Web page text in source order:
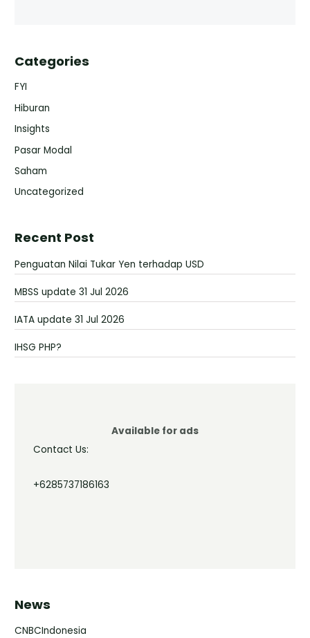
Categories
FYI
Hiburan
Insights
Pasar Modal
Saham
Uncategorized
Recent Post
Penguatan Nilai Tukar Yen terhadap USD
MBSS update 31 Jul 2026
IATA update 31 Jul 2026
IHSG PHP?
Available for ads
Contact Us:
+6285737186163
News
CNBCIndonesia